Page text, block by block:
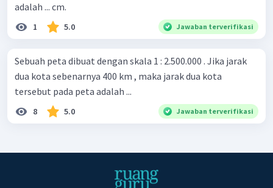
adalah ... cm.
1 5.0 Jawaban terverifikasi
Sebuah peta dibuat dengan skala 1 : 2.500.000 . Jika jarak
dua kota sebenarnya 400 km , maka jarak dua kota
tersebut pada peta adalah ...
8 5.0 Jawaban terverifikasi